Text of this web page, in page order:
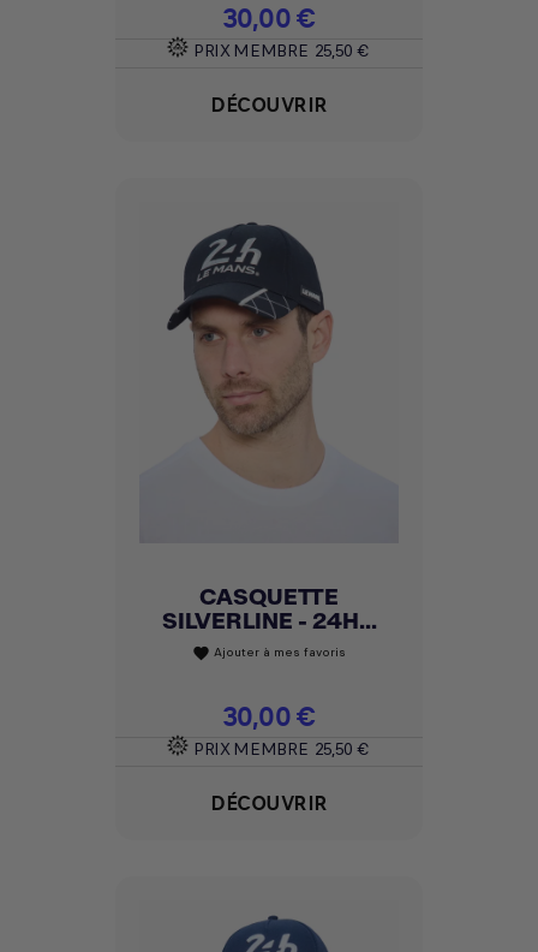
Prix
30,00 €
PRIX MEMBRE 25,50 €
DÉCOUVRIR
CASQUETTE
SILVERLINE - 24H...
favorite Ajouter à mes favoris
Prix
30,00 €
PRIX MEMBRE 25,50 €
DÉCOUVRIR